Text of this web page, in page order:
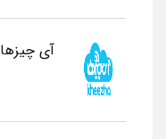
آی چیزها